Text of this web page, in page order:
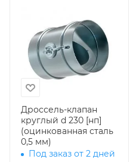
Дроссель-клапан
круглый d 230 [нп]
(оцинкованная сталь
0,5 мм)
Под заказ от 2 дней